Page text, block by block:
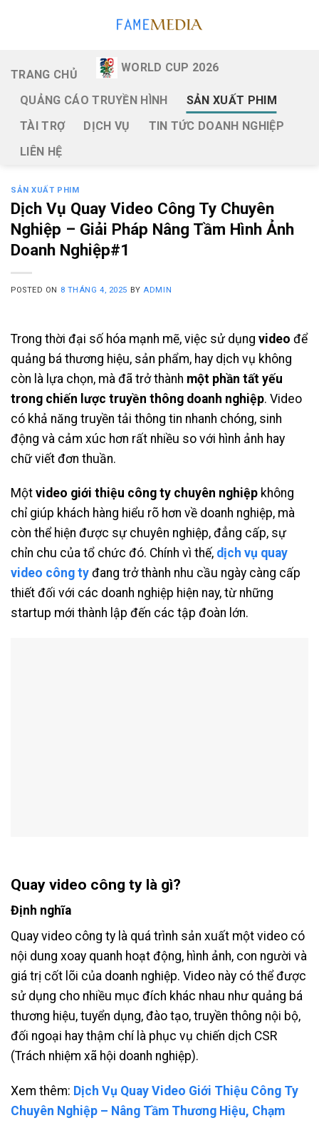
TRANG CHỦ
WORLD CUP 2026
QUẢNG CÁO TRUYỀN HÌNH
SẢN XUẤT PHIM
TÀI TRỢ
DỊCH VỤ
TIN TỨC DOANH NGHIỆP
LIÊN HỆ
SẢN XUẤT PHIM
Dịch Vụ Quay Video Công Ty Chuyên
Nghiệp – Giải Pháp Nâng Tầm Hình Ảnh
Doanh Nghiệp#1
POSTED ON 8 THÁNG 4, 2025 BY ADMIN
Trong thời đại số hóa mạnh mẽ, việc sử dụng video để
quảng bá thương hiệu, sản phẩm, hay dịch vụ không
còn là lựa chọn, mà đã trở thành một phần tất yếu
trong chiến lược truyền thông doanh nghiệp. Video
có khả năng truyền tải thông tin nhanh chóng, sinh
động và cảm xúc hơn rất nhiều so với hình ảnh hay
chữ viết đơn thuần.
Một video giới thiệu công ty chuyên nghiệp không
chỉ giúp khách hàng hiểu rõ hơn về doanh nghiệp, mà
còn thể hiện được sự chuyên nghiệp, đẳng cấp, sự
chỉn chu của tổ chức đó. Chính vì thế, dịch vụ quay
video công ty đang trở thành nhu cầu ngày càng cấp
thiết đối với các doanh nghiệp hiện nay, từ những
startup mới thành lập đến các tập đoàn lớn.
Quay video công ty là gì?
Định nghĩa
Quay video công ty là quá trình sản xuất một video có
nội dung xoay quanh hoạt động, hình ảnh, con người và
giá trị cốt lõi của doanh nghiệp. Video này có thể được
sử dụng cho nhiều mục đích khác nhau như quảng bá
thương hiệu, tuyển dụng, đào tạo, truyền thông nội bộ,
đối ngoại hay thậm chí là phục vụ chiến dịch CSR
(Trách nhiệm xã hội doanh nghiệp).
Xem thêm: Dịch Vụ Quay Video Giới Thiệu Công Ty
Chuyên Nghiệp – Nâng Tầm Thương Hiệu, Chạm